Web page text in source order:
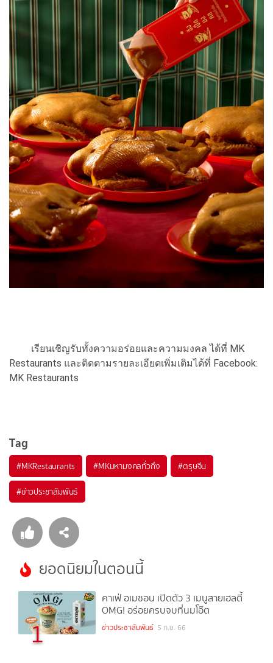
เรียนเชิญรับทั้งความอร่อยและความมงคล ได้ที่ MK
Restaurants และติดตามรายละเอียดเพิ่มเติมได้ที่ Facebook:
MK Restaurants
Tag
#MKRestaurants #MKมหามงคลทั่วถึง #ตรุษจีน
#ข่าวประชาสัมพันธ์
ยอดนิยมในตอนนี้
1
คาเฟ่ อเมซอน เปิดตัว 3 เมนูสายเฮลตี้
OMG! อร่อยครบจบที่นมโอ๊ต
ข่าวประชาสัมพันธ์ 5 ก.ย. 66